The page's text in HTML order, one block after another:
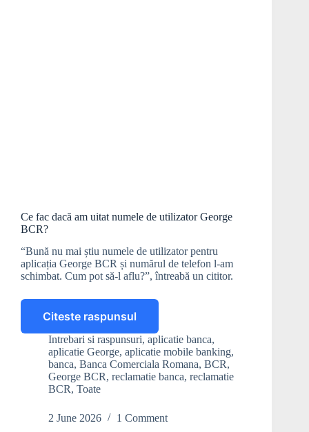
Ce fac dacă am uitat numele de utilizator George
BCR?
“Bună nu mai știu numele de utilizator pentru
aplicația George BCR și numărul de telefon l-am
schimbat. Cum pot să-l aflu?”, întreabă un cititor.
Citeste raspunsul
Ce
fac
dacă
am
uitat
numele
utilizator
Intrebari si raspunsuri, aplicatie banca,
aplicatie George, aplicatie mobile banking,
banca, Banca Comerciala Romana, BCR,
George BCR, reclamatie banca, reclamatie
BCR, Toate
2 June 2026 1 Comment